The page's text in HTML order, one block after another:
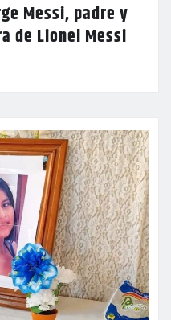
Messi, padre y
de Lionel Messi